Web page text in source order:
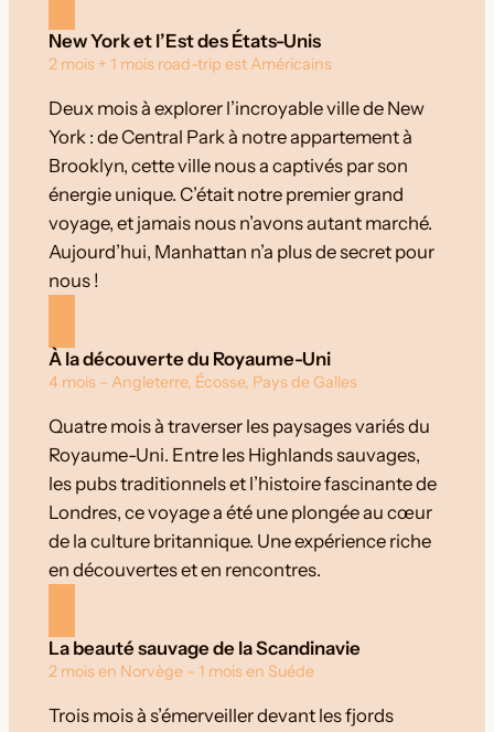
New York et l’Est des États-Unis
2 mois + 1 mois road-trip est Américains
Deux mois à explorer l’incroyable ville de New
York : de Central Park à notre appartement à
Brooklyn, cette ville nous a captivés par son
énergie unique. C’était notre premier grand
voyage, et jamais nous n’avons autant marché.
Aujourd’hui, Manhattan n’a plus de secret pour
nous !
À la découverte du Royaume-Uni
4 mois – Angleterre, Écosse, Pays de Galles
Quatre mois à traverser les paysages variés du
Royaume-Uni. Entre les Highlands sauvages,
les pubs traditionnels et l’histoire fascinante de
Londres, ce voyage a été une plongée au cœur
de la culture britannique. Une expérience riche
en découvertes et en rencontres.
La beauté sauvage de la Scandinavie
2 mois en Norvège – 1 mois en Suéde
Trois mois à s’émerveiller devant les fjords